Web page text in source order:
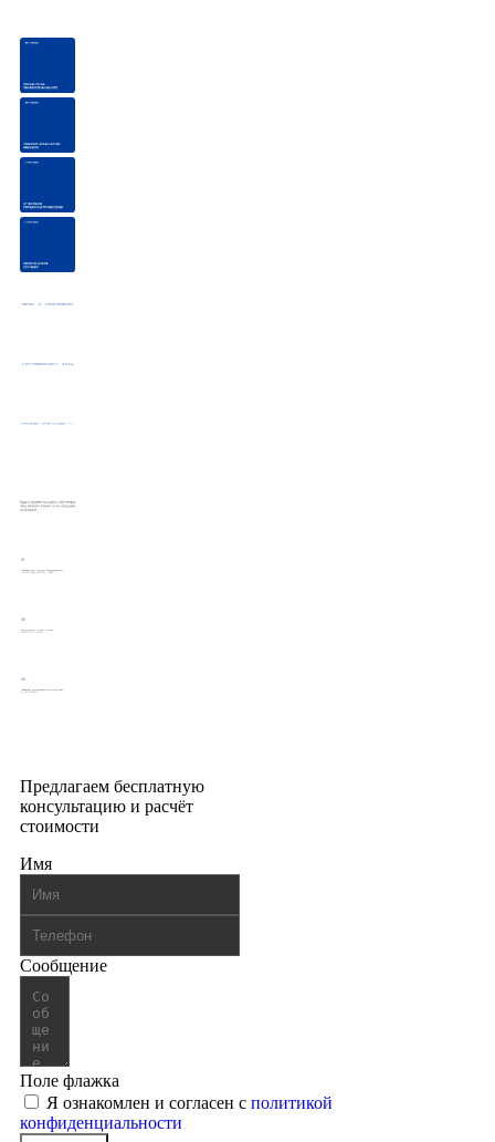
Предлагаем бесплатную
консультацию и расчёт
стоимости
Имя
Сообщение
Поле флажка
Я ознакомлен и согласен с политикой
конфиденциальности